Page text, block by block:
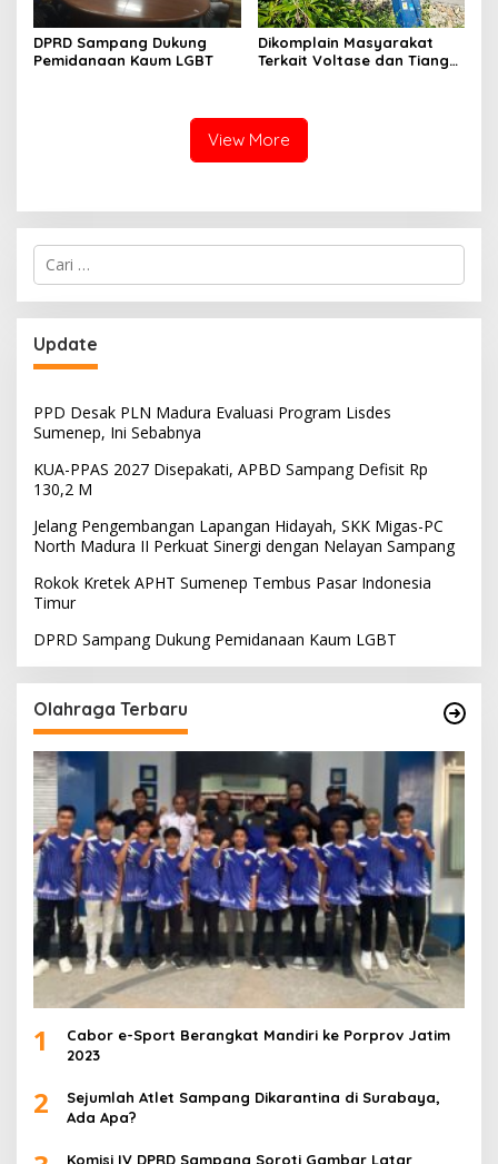
DPRD Sampang Dukung
Pemidanaan Kaum LGBT
Dikomplain Masyarakat
Terkait Voltase dan Tiang
View More
Cari
untuk:
Update
PPD Desak PLN Madura Evaluasi Program Lisdes
Sumenep, Ini Sebabnya
KUA-PPAS 2027 Disepakati, APBD Sampang Defisit Rp
130,2 M
Jelang Pengembangan Lapangan Hidayah, SKK Migas-PC
North Madura II Perkuat Sinergi dengan Nelayan Sampang
Rokok Kretek APHT Sumenep Tembus Pasar Indonesia
Timur
DPRD Sampang Dukung Pemidanaan Kaum LGBT
Olahraga Terbaru
1
Cabor e-Sport Berangkat Mandiri ke Porprov Jatim
2023
2
Sejumlah Atlet Sampang Dikarantina di Surabaya,
Ada Apa?
Komisi IV DPRD Sampang Soroti Gambar Latar